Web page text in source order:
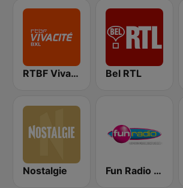
RTBF VivaCité Bruxelles Bel RTL
Nostalgie Fun Radio BELGIQUE